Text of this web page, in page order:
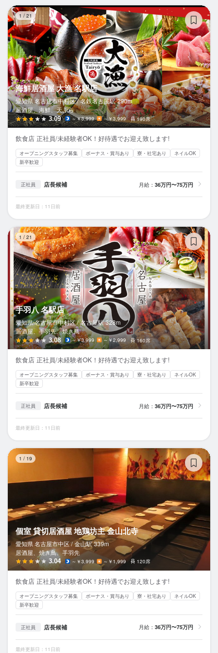
1 / 21
海鮮居酒屋 大漁 名駅店
愛知県 名古屋市中村区 / 名鉄名古屋駅 290m
居酒屋、海鮮、天ぷら
3.09 ～￥3,999 ～￥3,999 190席
飲食店 正社員/未経験者OK！好待遇でお迎え致します!
オープニングスタッフ募集 ボーナス・賞与あり 寮・社宅あり
ネイルOK
新卒歓迎
正社員 店長候補 月給： 36万円〜75万円
最終更新日：11日前
1 / 21
手羽八 名駅店
愛知県 名古屋市中村区 / 名古屋駅 328m
居酒屋、手羽先、焼き鳥
3.08 ～￥3,999 ～￥2,999 160席
飲食店 正社員/未経験者OK！好待遇でお迎え致します!
オープニングスタッフ募集 ボーナス・賞与あり 寮・社宅あり
ネイルOK
新卒歓迎
正社員 店長候補 月給： 36万円〜75万円
最終更新日：11日前
1 / 19
個室 貸切居酒屋 地鶏坊主 金山北寺
愛知県 名古屋市中区 / 金山駅 339m
居酒屋、焼き鳥、手羽先
3.04 ～￥3,999 ～￥1,999 120席
飲食店 正社員/未経験者OK！好待遇でお迎え致します!
オープニングスタッフ募集 ボーナス・賞与あり 寮・社宅あり
ネイルOK
新卒歓迎
正社員 店長候補 月給： 36万円〜75万円
最終更新日：11日前